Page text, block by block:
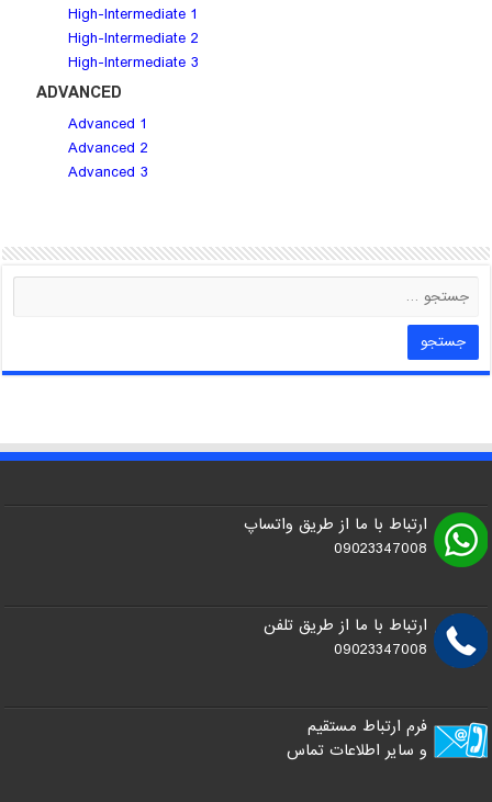
High-Intermediate 1
High-Intermediate 2
High-Intermediate 3
ADVANCED
Advanced 1
Advanced 2
Advanced 3
ارتباط با ما از طریق واتساپ
09023347008
ارتباط با ما از طریق تلفن
09023347008
فرم ارتباط مستقیم
و سایر اطلاعات تماس